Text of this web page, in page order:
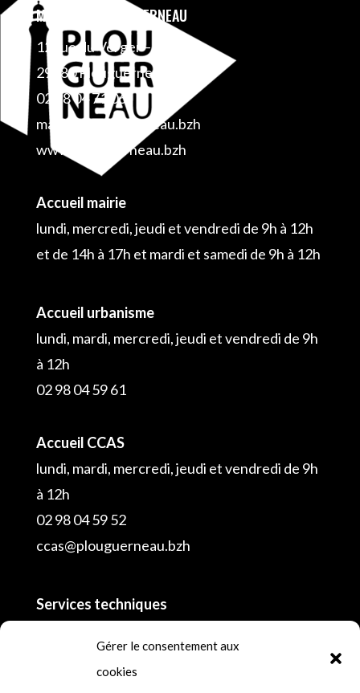
Gérer le consentement aux
cookies
MAIRIE DE PLOUGUERNEAU
12 rue du Verger – BP 1
29880 Plouguerneau
02 98 04 71 06
mairie@plouguerneau.bzh
www.plouguerneau.bzh
Accueil mairie
lundi, mercredi, jeudi et vendredi de 9h à 12h
et de 14h à 17h et mardi et samedi de 9h à 12h
Accueil urbanisme
lundi, mardi, mercredi, jeudi et vendredi de 9h
à 12h
02 98 04 59 61
Accueil CCAS
lundi, mardi, mercredi, jeudi et vendredi de 9h
à 12h
02 98 04 59 52
ccas@plouguerneau.bzh
Services techniques